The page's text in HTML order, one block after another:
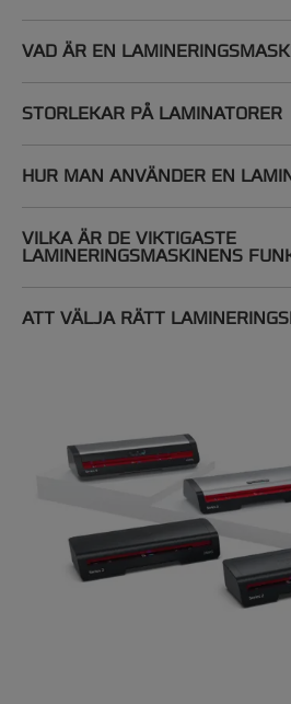
Kompakt &
är GBC Foton 30
vårt Fusion-sortiment av A3-
idealiska.
Foton 30 kan laminera upp
Ävan för större dokument
en bredare laminator med
som Fusion 7000L lämplig.
VAD ÄR EN
STORLEKAR PÅ LAMINATORER
HUR MAN ANVÄNDER EN
VILKA ÄR DE VIKTIGASTE
LAMINERINGSMASKINENS
ATT VÄLJA RÄTT